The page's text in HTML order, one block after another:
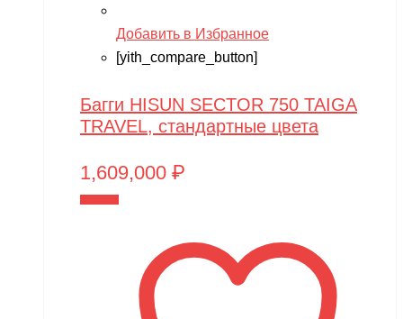
Добавить в Избранное
[yith_compare_button]
Багги HISUN SECTOR 750 TAIGA
TRAVEL, стандартные цвета
1,609,000 ₽